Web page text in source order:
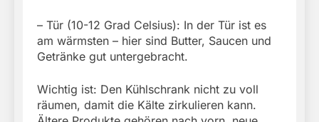
– Tür (10-12 Grad Celsius): In der Tür ist es
am wärmsten – hier sind Butter, Saucen und
Getränke gut untergebracht.
Wichtig ist: Den Kühlschrank nicht zu voll
räumen, damit die Kälte zirkulieren kann.